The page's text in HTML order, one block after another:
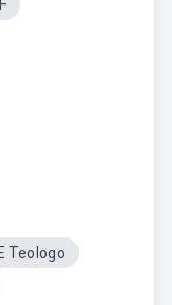
Teologo